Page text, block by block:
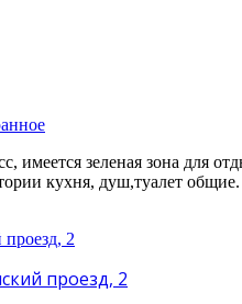
зеленая зона для
кухня, душ,туалет общие.
проезд, 2